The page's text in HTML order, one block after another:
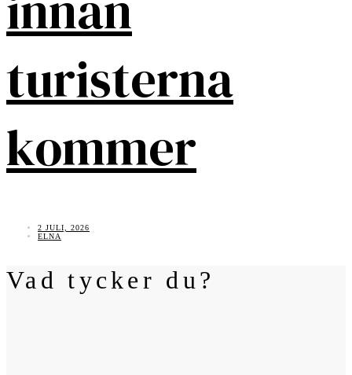
turisterna
kommer
2 JULI, 2026
ELNA
Vad tycker du?